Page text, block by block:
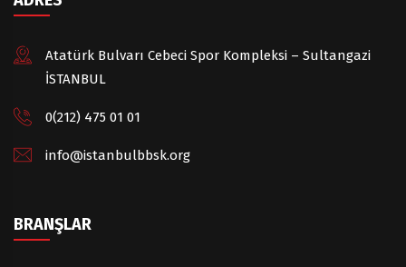
Atatürk Bulvarı Cebeci Spor Kompleksi – Sultangazi
İSTANBUL
0(212) 475 01 01
info@istanbulbbsk.org
BRANŞLAR